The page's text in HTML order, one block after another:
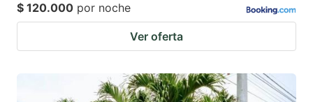
$ 120.000 por noche
Ver oferta